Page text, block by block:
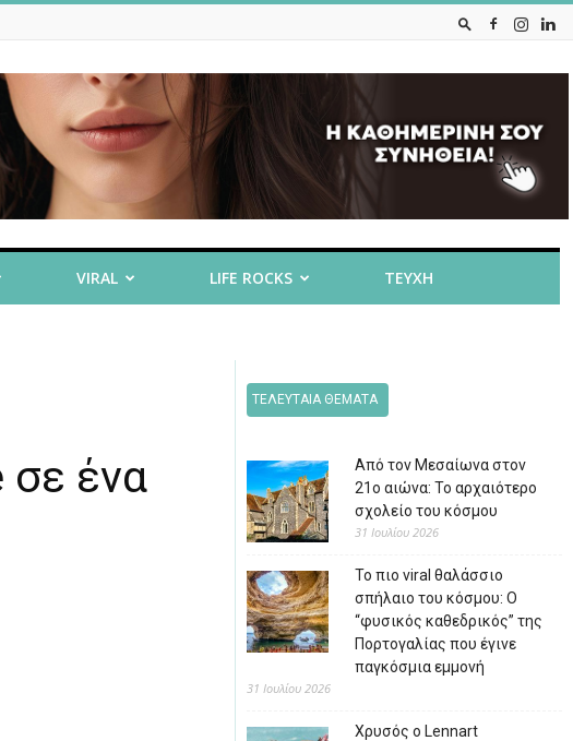
VIRAL LIFE ROCKS ΤΕΥΧΗ
σε ένα
ΤΕΛΕΥΤΑΙΑ ΘΕΜΑΤΑ
Από τον Μεσαίωνα στον
21ο αιώνα: Το αρχαιότερο
σχολείο του κόσμου
31 Ιουλίου 2026
Το πιο viral θαλάσσιο
σπήλαιο του κόσμου: Ο
“φυσικός καθεδρικός” της
Πορτογαλίας που έγινε
παγκόσμια εμμονή
31 Ιουλίου 2026
Χρυσός ο Lennart